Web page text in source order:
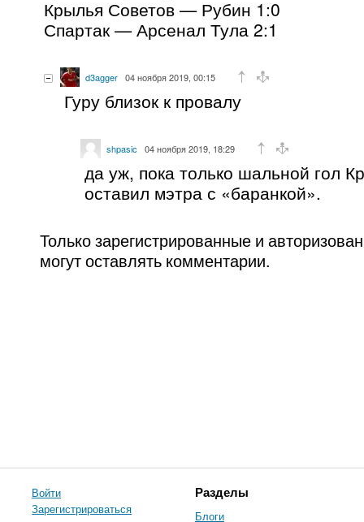
Крылья Советов — Рубин 1:0
Спартак — Арсенал Тула 2:1
d3agger 04 ноября 2019, 00:15
Гуру близок к провалу
shpasic 04 ноября 2019, 18:29
да уж, пока только шальной гол
оставил мэтра с «баранкой».
Только зарегистрированные и
могут оставлять комментарии.
Войти
Зарегистрироваться
Разделы
Блоги